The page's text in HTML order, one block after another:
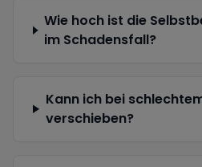
Wie hoch ist die
im Schadensfall?
Kann ich bei
verschieben?